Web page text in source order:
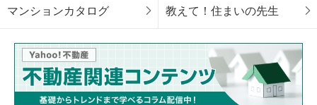
マンションカタログ 教えて！住まいの先生